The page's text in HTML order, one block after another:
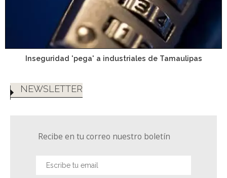
Inseguridad 'pega' a industriales de Tamaulipas
NEWSLETTER
Recibe en tu correo nuestro boletín